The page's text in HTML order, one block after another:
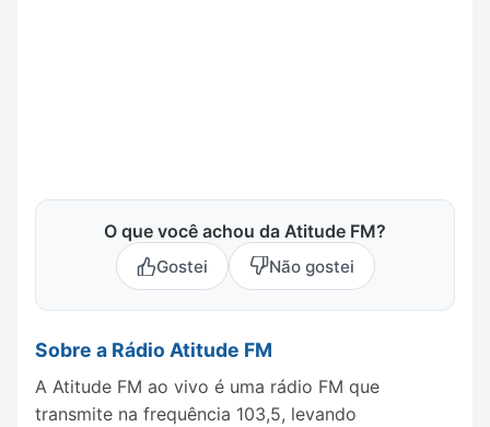
O que você achou da Atitude FM?
Gostei Não gostei
Sobre a Rádio Atitude FM
A Atitude FM ao vivo é uma rádio FM que
transmite na frequência 103,5, levando